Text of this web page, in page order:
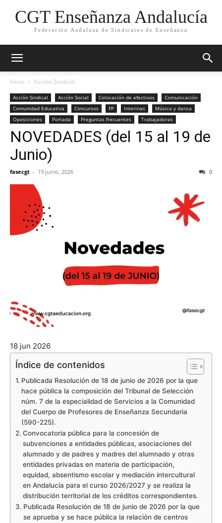
CGT Enseñanza Andalucía
Federación Andaluza de Sindicatos de Enseñanza
Inicio Acción Sindical
Acción Sindical Acción Social Colocación de efectivos
Comunicación
Comunidad Educativa
Concursos FP Interinas
Música y danza
Oposiciones
Portada Preguntas frecuentes Trabajadoras
NOVEDADES (del 15 al 19 de
Junio)
fasecgt - 19 junio, 2026 0
18 jun 2026
Índice de contenidos
Publicada Resolución de 18 de junio de 2026 por la que
hace pública la composición del Tribunal de Selección
núm. 7 de la especialidad de Servicios a la Comunidad
del Cuerpo de Profesores de Enseñanza Secundaria
(590-225).
Convocatoria pública para la concesión de
subvenciones a entidades públicas, asociaciones del
alumnado y de padres y madres del alumnado y otras
entidades privadas en materia de participación,
equidad, absentismo escolar y mediación intercultural
en Andalucía para el curso 2026/2027 y se realiza la
distribución territorial de los créditos correspondientes.
Publicada Resolución de 18 de junio de 2026 por la que
se aprueba y se hace pública la relación de centros